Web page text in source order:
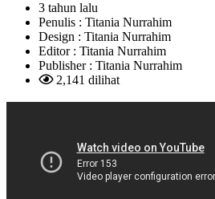
3 tahun lalu
Penulis : Titania Nurrahim
Design : Titania Nurrahim
Editor : Titania Nurrahim
Publisher : Titania Nurrahim
2,141 dilihat